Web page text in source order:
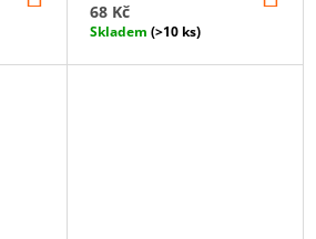
KOŠÍKU
68 Kč
Skladem (>10 ks)